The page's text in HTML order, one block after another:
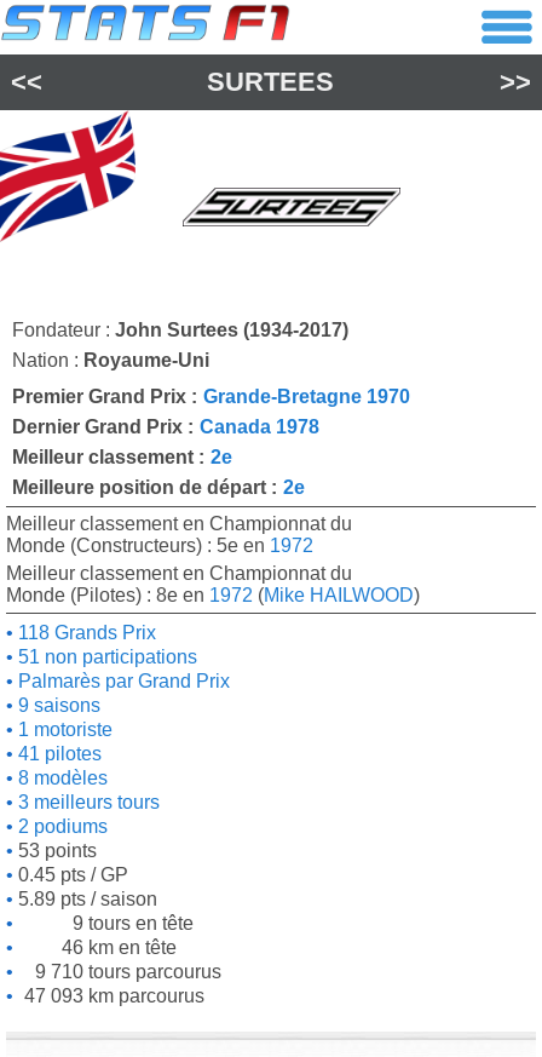
<< SURTEES >>
Fondateur : John Surtees (1934-2017)
Nation : Royaume-Uni
Premier Grand Prix : Grande-Bretagne 1970
Dernier Grand Prix : Canada 1978
Meilleur classement : 2e
Meilleure position de départ : 2e
Meilleur classement en Championnat du
Monde (Constructeurs) : 5e en 1972
Meilleur classement en Championnat du
Monde (Pilotes) : 8e en 1972 (Mike HAILWOOD)
118 Grands Prix
51 non participations
Palmarès par Grand Prix
9 saisons
1 motoriste
41 pilotes
8 modèles
3 meilleurs tours
2 podiums
53 points
0.45 pts / GP
5.89 pts / saison
9 tours en tête
46 km en tête
9 710 tours parcourus
47 093 km parcourus